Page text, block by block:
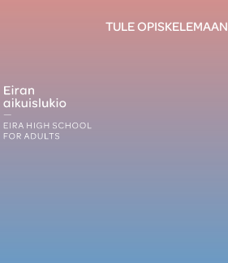
TULE OPISKELEMAAN